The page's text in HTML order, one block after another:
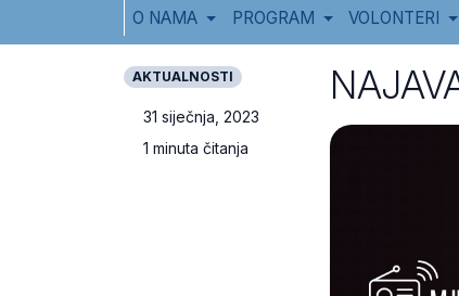
O NAMA
PROGRAM VOLONTERI
AKTUALNOSTI
31 siječnja, 2023
1 minuta čitanja